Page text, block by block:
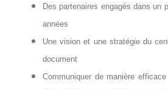
Des partenaires engagés dans un
années
Une vision et une stratégie du
document
Communiquer de manière